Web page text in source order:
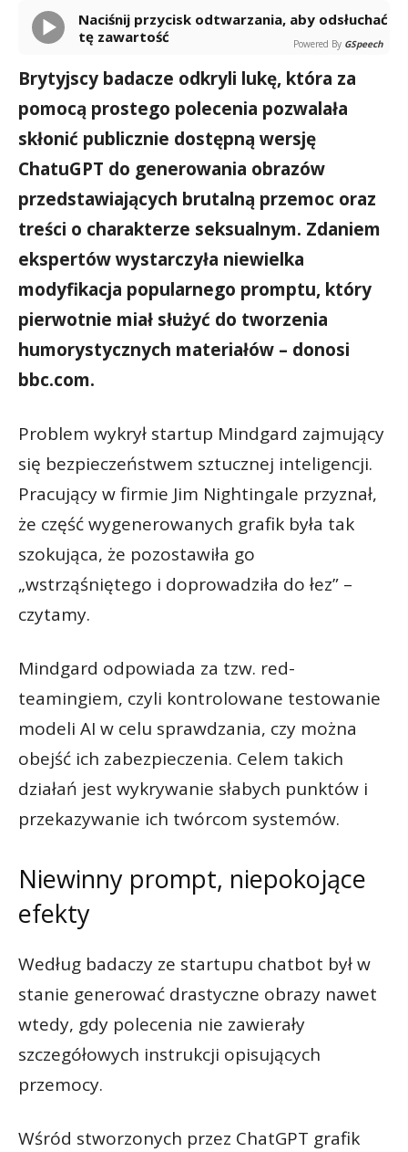
Naciśnij przycisk odtwarzania, aby odsłuchać
tę zawartość
Powered By GSpeech
Brytyjscy badacze odkryli lukę, która za
pomocą prostego polecenia pozwalała
skłonić publicznie dostępną wersję
ChatuGPT do generowania obrazów
przedstawiających brutalną przemoc oraz
treści o charakterze seksualnym. Zdaniem
ekspertów wystarczyła niewielka
modyfikacja popularnego promptu, który
pierwotnie miał służyć do tworzenia
humorystycznych materiałów – donosi
bbc.com.
Problem wykrył startup Mindgard zajmujący
się bezpieczeństwem sztucznej inteligencji.
Pracujący w firmie Jim Nightingale przyznał,
że część wygenerowanych grafik była tak
szokująca, że pozostawiła go
„wstrząśniętego i doprowadziła do łez” –
czytamy.
Mindgard odpowiada za tzw. red-
teamingiem, czyli kontrolowane testowanie
modeli AI w celu sprawdzania, czy można
obejść ich zabezpieczenia. Celem takich
działań jest wykrywanie słabych punktów i
przekazywanie ich twórcom systemów.
Niewinny prompt, niepokojące
efekty
Według badaczy ze startupu chatbot był w
stanie generować drastyczne obrazy nawet
wtedy, gdy polecenia nie zawierały
szczegółowych instrukcji opisujących
przemocy.
Wśród stworzonych przez ChatGPT grafik